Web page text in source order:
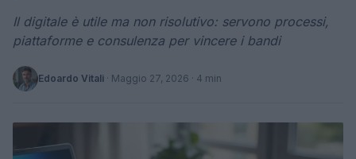
Il digitale è utile ma non risolutivo: servono processi,
piattaforme e consulenza per vincere i bandi
Edoardo Vitali · Maggio 27, 2026 · 4 min